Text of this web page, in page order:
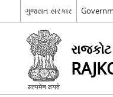
ગુજરાત સરકાર